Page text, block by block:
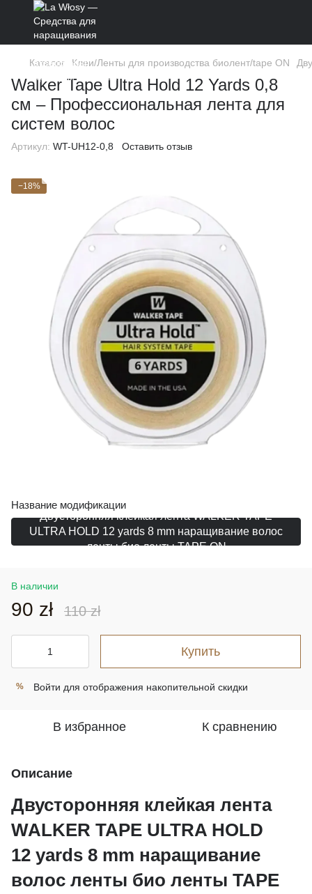
Каталог Клеи/Ленты для производства биолент/tape ON
Walker Tape Ultra Hold 12 Yards 0,8
см – Профессиональная лента для
систем волос
Артикул: WT-UH12-0,8 Оставить отзыв
−18%
Название модификации
Двусторонняя клейкая лента WALKER TAPE
ULTRA HOLD 12 yards 8 mm наращивание волос
ленты био ленты TAPE ON
В наличии
90 zł 110 zł
Купить
% Войти для отображения накопительной скидки
В избранное К сравнению
Описание
Двусторонняя клейкая лента
WALKER TAPE ULTRA HOLD
12 yards 8 mm наращивание
волос ленты био ленты TAPE